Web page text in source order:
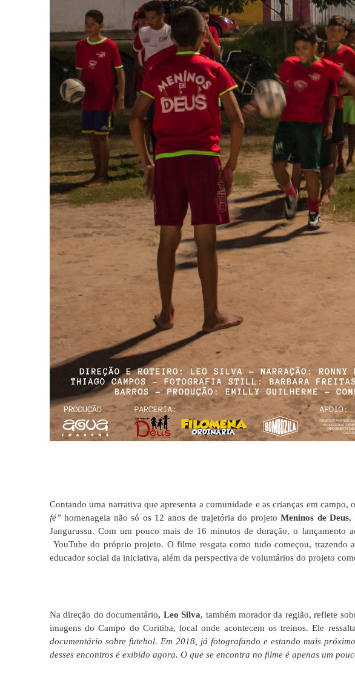
Contando uma narrativa que apresenta a comunidade e as crianças em campo,
fé” homenageia não só os 12 anos de trajetória do projetoMeninos de Deus,
Jangurussu. Com um pouco mais de 16 minutos de duração, o lançamento
YouTube do próprio projeto. O filme resgata como tudo começou,
educador social da iniciativa, além da perspectiva de voluntários do projeto
Na direção do documentário, Leo Silva, também morador da região, reflete
imagens do Campo do Coritiba, local onde acontecem os treinos. Ele
documentário sobre futebol. Em 2018, já fotografando e estando mais
desses encontros é exibido agora. O que se encontra no filme é apenas um